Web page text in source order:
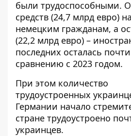
были трудоспособными.
средств (24,7 млрд евро)
немецким гражданам, а
(22,2 млрд евро) –
последних осталась
сравнению с 2023 годом.
При этом количество
трудоустроенных
Германии начало
стране трудоустроено
украинцев.